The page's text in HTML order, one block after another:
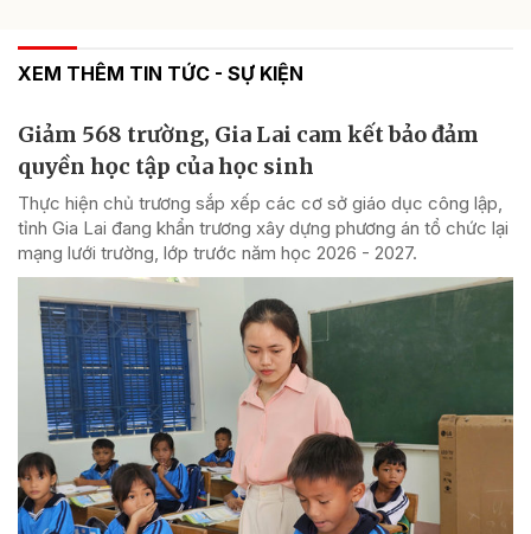
XEM THÊM TIN TỨC - SỰ KIỆN
Giảm 568 trường, Gia Lai cam kết bảo đảm
quyền học tập của học sinh
Thực hiện chủ trương sắp xếp các cơ sở giáo dục công lập,
tỉnh Gia Lai đang khẩn trương xây dựng phương án tổ chức lại
mạng lưới trường, lớp trước năm học 2026 - 2027.